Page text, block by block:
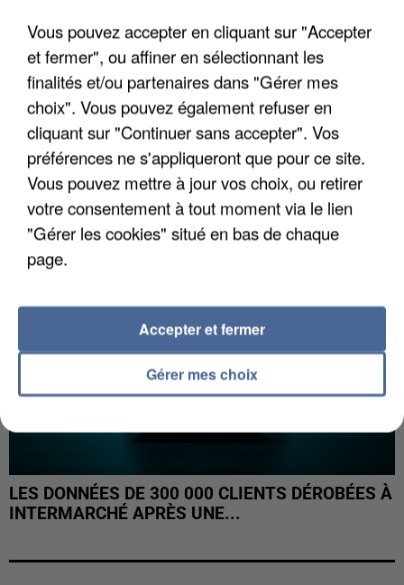
UNE TOURISTE DE L’OISE EMPORTÉE PAR UNE
COULÉE DE BOUE EN HAUTE-SAVOIE
LES DONNÉES DE 300 000 CLIENTS DÉROBÉES À
INTERMARCHÉ APRÈS UNE...
Vous pouvez accepter en cliquant sur "Accepter
et fermer", ou affiner en sélectionnant les
finalités et/ou partenaires dans "Gérer mes
choix". Vous pouvez également refuser en
cliquant sur "Continuer sans accepter". Vos
préférences ne s'appliqueront que pour ce site.
Vous pouvez mettre à jour vos choix, ou retirer
votre consentement à tout moment via le lien
"Gérer les cookies" situé en bas de chaque
page.
Gérer mes choix
Accepter et fermer